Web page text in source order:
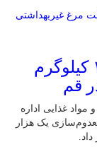
کشف و معدوم‌سازی ۱۴۰۰ کیلوگرم
قم
غذایی اداره
یک هزار